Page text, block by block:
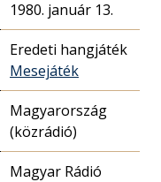
1980. január 13.
Eredeti hangjáték
Mesejáték
Magyarország
(közrádió)
Magyar Rádió